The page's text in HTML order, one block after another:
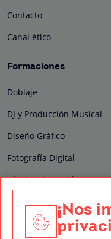
Contacto
Canal ético
Formaciones
Doblaje
DJ y Producción Musical
Diseño Gráfico
Fotografía Digital
Técnico de Sonido
Edición y Postproducción
Nuestros sellos de
¡Nos